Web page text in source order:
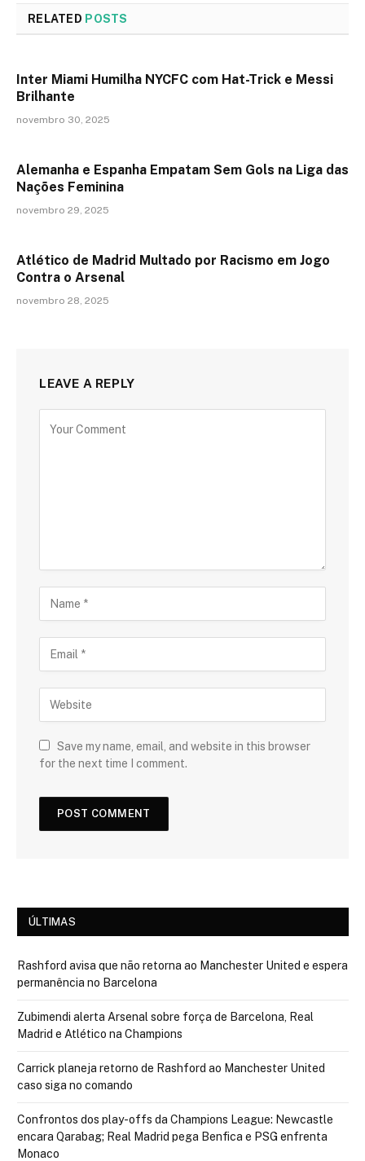
RELATED POSTS
Inter Miami Humilha NYCFC com Hat-Trick e Messi
Brilhante
novembro 30, 2025
Alemanha e Espanha Empatam Sem Gols na Liga das
Nações Feminina
novembro 29, 2025
Atlético de Madrid Multado por Racismo em Jogo
Contra o Arsenal
novembro 28, 2025
LEAVE A REPLY
Save my name, email, and website in this browser
for the next time I comment.
ÚLTIMAS
Rashford avisa que não retorna ao Manchester United e espera
permanência no Barcelona
Zubimendi alerta Arsenal sobre força de Barcelona, Real
Madrid e Atlético na Champions
Carrick planeja retorno de Rashford ao Manchester United
caso siga no comando
Confrontos dos play-offs da Champions League: Newcastle
encara Qarabag; Real Madrid pega Benfica e PSG enfrenta
Monaco